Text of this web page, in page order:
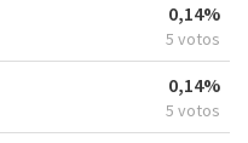
0,14%
5 votos
0,14%
5 votos